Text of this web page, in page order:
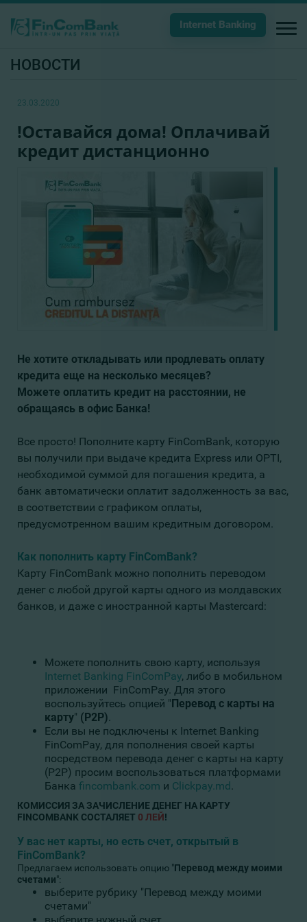
Internet Banking
НОВОСТИ
23.03.2020
!Оставайся дома! Оплачивай
кредит дистанционно
Не хотите откладывать или продлевать оплату
кредита еще на несколько месяцев?
Можете оплатить кредит на расстоянии, не
обращаясь в офис Банка!
Все просто! Пополните карту FinComBank, которую
вы получили при выдаче кредита Express или OPTI,
необходимой суммой для погашения кредита, а
банк автоматически оплатит задолженность за вас,
в соответствии с графиком оплаты,
предусмотренном вашим кредитным договором.
Как пополнить карту FinComBank?
Карту FinComBank можно пополнить переводом
денег с любой другой карты одного из молдавских
банков, и даже с иностранной карты Mastercard:
Можете пополнить свою карту, используя
Internet Banking FinComPay, либо в мобильном
приложении FinComPay. Для этого
воспользуйтесь опцией "Перевод с карты на
карту" (Р2Р).
Если вы не подключены к Internet Banking
FinComPay, для пополнения своей карты
посредством перевода денег с карты на карту
(Р2Р) просим воспользоваться платформами
Банка fincombank.com и Clickpay.md.
КОМИССИЯ ЗА ЗАЧИСЛЕНИЕ ДЕНЕГ НА КАРТУ
FINCOMBANK СОСТАЛЯЕТ 0 ЛЕЙ!
У вас нет карты, но есть счет, открытый в
FinComBank?
Предлагаем использовать опцию "Перевод между моими
счетами":
выберите рубрику "Перевод между моими
счетами"